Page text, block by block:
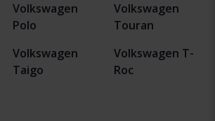
Volkswagen
Polo
Volkswagen
Taigo
Volkswagen
Touran
Volkswagen T-
Roc